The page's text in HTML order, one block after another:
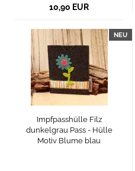
10,90 EUR
NEU
Impfpasshülle Filz
dunkelgrau Pass - Hülle
Motiv Blume blau